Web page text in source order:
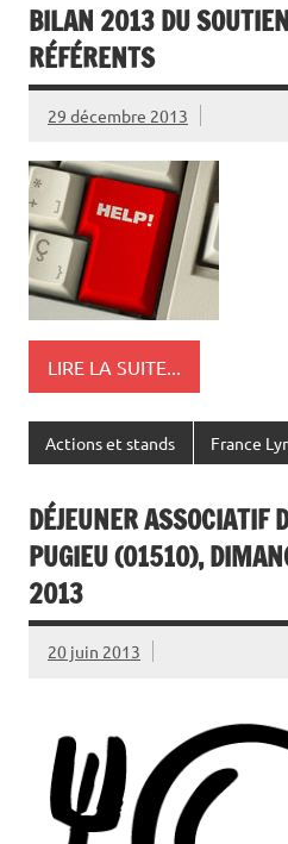
BILAN 2013 DU
RÉFÉRENTS
29 décembre 2013
LIRE LA SUITE...
Actions et stands France
DÉJEUNER ASSOCIATIF
PUGIEU (01510),
2013
20 juin 2013